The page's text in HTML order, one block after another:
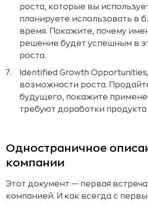
роста, которые вы
планируете использовать в
время. Покажите, почему
решение будет успешным в
роста.
Identified Growth
возможности роста.
будущего, покажите
требуют доработки
Одностраничное
компании
Этот документ — первая встреча
компанией. И как всегда с